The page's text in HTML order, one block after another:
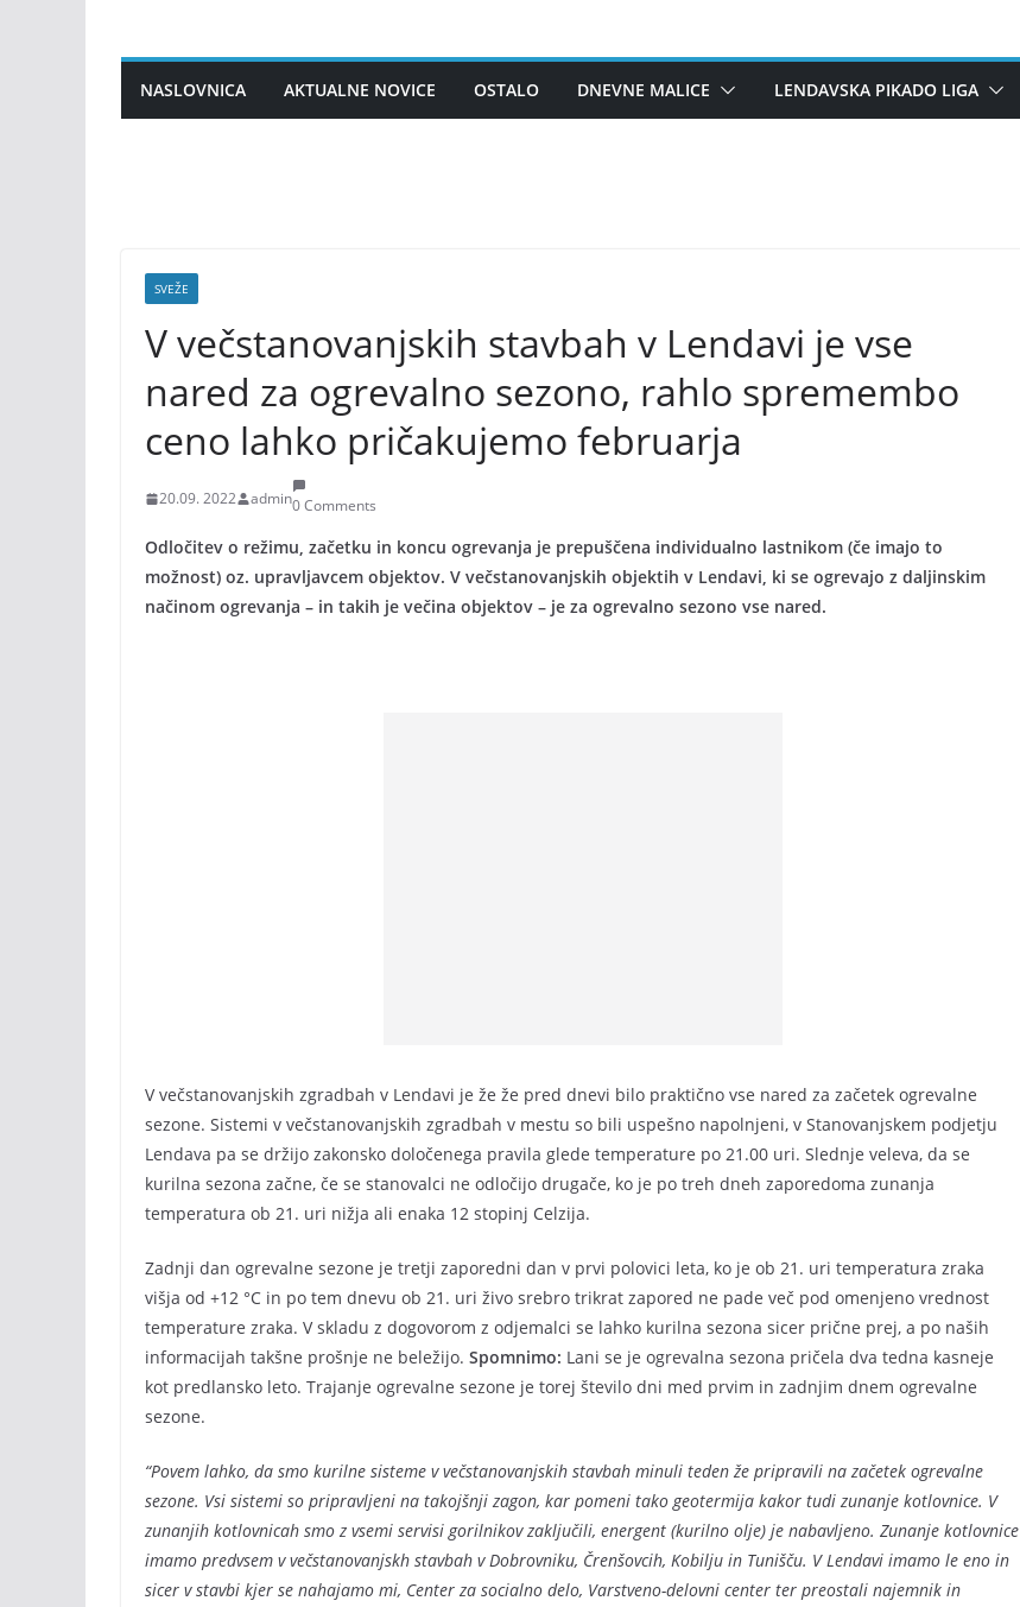
contentNASLOVNICA AKTUALNE NOVICE OSTALO DNEVNE MALICE LENDAVSKA PIKADO LIGA
SVEŽE
V večstanovanjskih stavbah v Lendavi je vse
nared za ogrevalno sezono, rahlo spremembo
ceno lahko pričakujemo februarja
20.09. 2022 admin0 Comments
Odločitev o režimu, začetku in koncu ogrevanja je prepuščena individualno lastnikom (če imajo to
možnost) oz. upravljavcem objektov. V večstanovanjskih objektih v Lendavi, ki se ogrevajo z daljinskim
načinom ogrevanja – in takih je večina objektov – je za ogrevalno sezono vse nared.
V večstanovanjskih zgradbah v Lendavi je že že pred dnevi bilo praktično vse nared za začetek ogrevalne
sezone. Sistemi v večstanovanjskih zgradbah v mestu so bili uspešno napolnjeni, v Stanovanjskem podjetju
Lendava pa se držijo zakonsko določenega pravila glede temperature po 21.00 uri. Slednje veleva, da se
kurilna sezona začne, če se stanovalci ne odločijo drugače, ko je po treh dneh zaporedoma zunanja
temperatura ob 21. uri nižja ali enaka 12 stopinj Celzija.
Zadnji dan ogrevalne sezone je tretji zaporedni dan v prvi polovici leta, ko je ob 21. uri temperatura zraka
višja od +12 °C in po tem dnevu ob 21. uri živo srebro trikrat zapored ne pade več pod omenjeno vrednost
temperature zraka. V skladu z dogovorom z odjemalci se lahko kurilna sezona sicer prične prej, a po naših
informacijah takšne prošnje ne beležijo. Spomnimo: Lani se je ogrevalna sezona pričela dva tedna kasneje
kot predlansko leto. Trajanje ogrevalne sezone je torej število dni med prvim in zadnjim dnem ogrevalne
sezone.
“Povem lahko, da smo kurilne sisteme v večstanovanjskih stavbah minuli teden že pripravili na začetek ogrevalne
sezone. Vsi sistemi so pripravljeni na takojšnji zagon, kar pomeni tako geotermija kakor tudi zunanje kotlovnice. V
zunanjih kotlovnicah smo z vsemi servisi gorilnikov zaključili, energent (kurilno olje) je nabavljeno. Zunanje kotlovnice
imamo predvsem v večstanovanjskh stavbah v Dobrovniku, Črenšovcih, Kobilju in Tunišču. V Lendavi imamo le eno in
sicer v stavbi kjer se nahajamo mi, Center za socialno delo, Varstveno-delovni center ter preostali najemnik in